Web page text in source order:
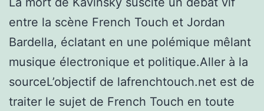
entre la scène French Touch et Jordan
Bardella, éclatant en une polémique mêlant
musique électronique et politique.Aller à la
sourceL’objectif de lafrenchtouch.net est de
traiter le sujet de French Touch en toute